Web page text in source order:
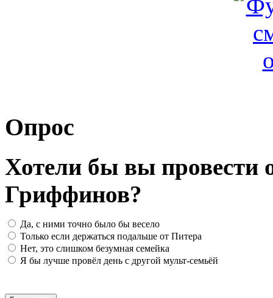
Опрос
Хотели бы вы провести
Гриффинов?
Да, с ними точно было бы весело
Только если держаться подальше от Питера
Нет, это слишком безумная семейка
Я бы лучше провёл день с другой мульт-семьёй